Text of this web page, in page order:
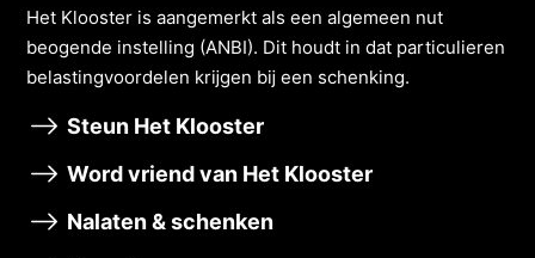
Het Klooster is aangemerkt als een algemeen nut
beogende instelling (ANBI). Dit houdt in dat particulieren
belastingvoordelen krĳgen bĳ een schenking.
Steun Het Klooster
Word vriend van Het Klooster
Nalaten & schenken